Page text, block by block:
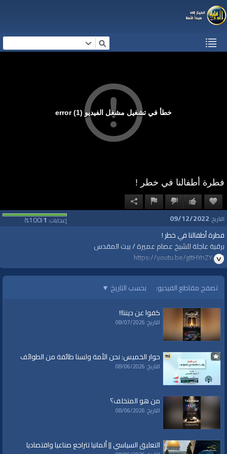
خطأ في تشغيل مشغل الفيديو (1) error
فطرة أطفالنا في خطر !
إعجابات:1
(
100
%) التاريخ: 09/12/2022
فطرة أطفالنا في خطر !
برقية عاجلة للشيخ عصام عميرة / بيت المقدس
https://youtu.be/gItHYnZY-AM
=================
#قناة_الواقية
www.alwaqiyah.tv
https://www.youtube.com/user/AlwaqiyahTV?sub_confirmation=1
اشترك في القناة الرسمية على تليجرام:
https://t.me/AlWaqiyahTV
https://www.facebook.com/alwaqiyahtube
الصفحة الرسمية على تويتر
https://twitter.com/AlwaqiyahTV
برقيات عاجلة
قنوات:
تصفح مقاطع الفيديو: بحسب التاريخ ▼
كفوا عن ديننا!!
التاريخ: 08/07/2026
حوار الخميس: نحن الأمة ولسنا طائفة من الطوائف
التاريخ: 08/06/2026
من هو المتخلف؟
التاريخ: 08/06/2026
التعليق السياسي || ألمانيا تتراجع صناعيا واقتصاديا